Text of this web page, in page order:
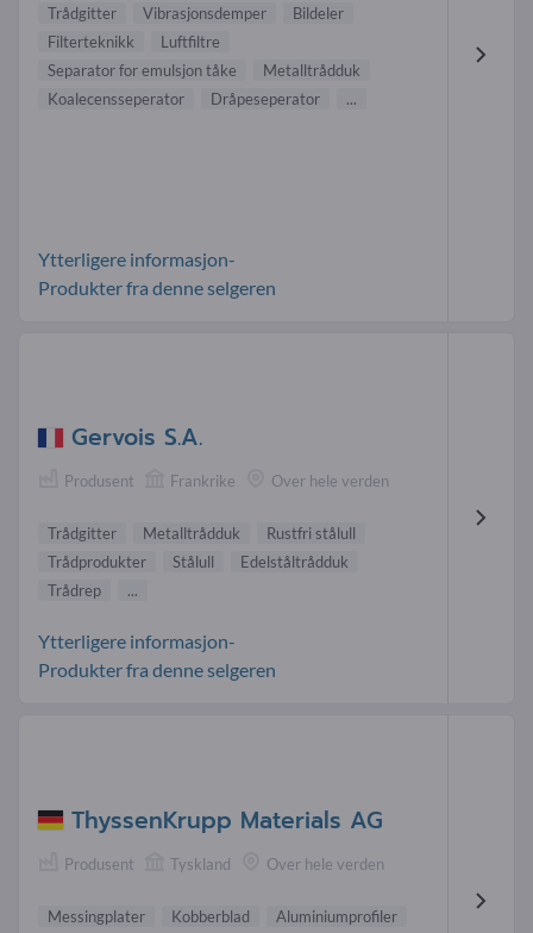
Trådgitter Vibrasjonsdemper
Bildeler
Filterteknikk
Luftfiltre
Separator for emulsjon tåke
Metalltrådduk
Koalecensseperator
Dråpeseperator ...
Ytterligere informasjon-
Produkter fra denne selgeren
Gervois S.A.
Produsent Frankrike Over hele verden
Trådgitter Metalltrådduk
Rustfri stålull
Trådprodukter
Stålull
Edelståltrådduk
Trådrep
...
Ytterligere informasjon-
Produkter fra denne selgeren
ThyssenKrupp Materials AG
Produsent Tyskland Over hele verden
Messingplater Kobberblad
Aluminiumprofiler